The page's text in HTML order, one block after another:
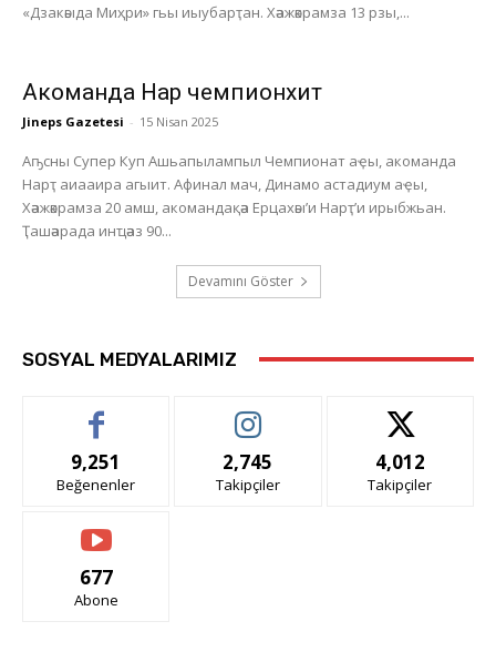
«Дзакәыда Миҳри» гьы иыубарҭан. Хәажәкрамза 13 рзы,...
Акоманда Нарҭ чемпионхит
Jineps Gazetesi - 15 Nisan 2025
Аҧсны Супер Куп Ашьапылампыл Чемпионат аҿы, акоманда
Нарҭ аиааира агыит. Афинал мач, Динамо астадиум аҿы,
Хәажәкрамза 20 амш, акомандақәа Ерцахәы’и Нарҭ’и ирыбжьан.
Ҭашәарада инҵәаз 90...
Devamını Göster
SOSYAL MEDYALARIMIZ
9,251
Beğenenler
2,745
Takipçiler
4,012
Takipçiler
677
Abone